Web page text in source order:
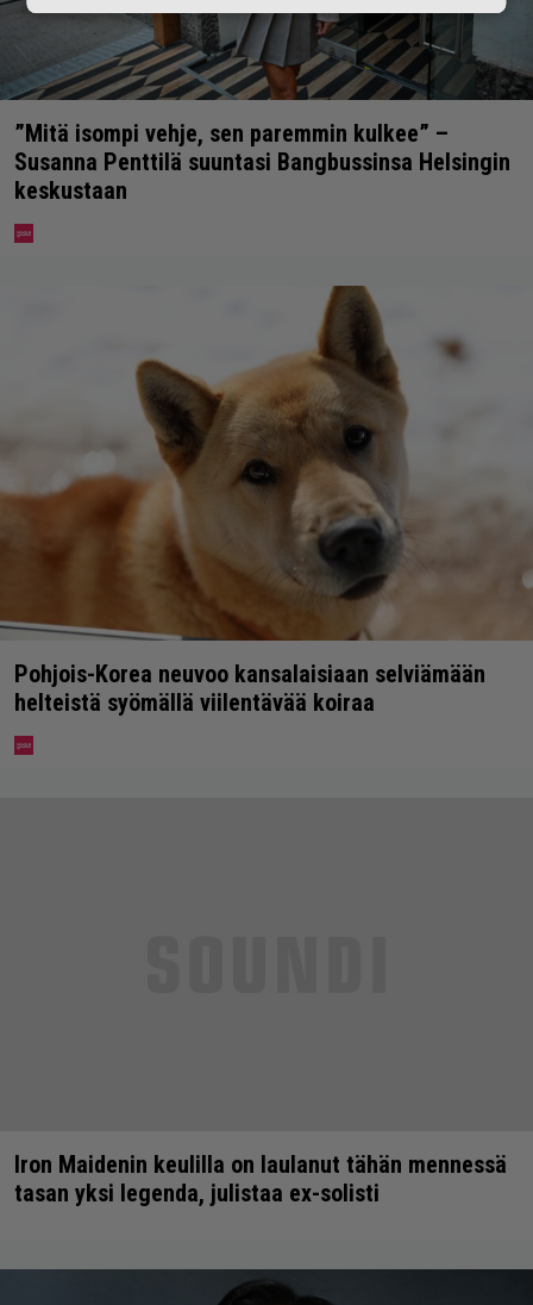
”Mitä isompi vehje, sen paremmin kulkee” –
Susanna Penttilä suuntasi Bangbussinsa Helsingin
keskustaan
Pohjois-Korea neuvoo kansalaisiaan selviämään
helteistä syömällä viilentävää koiraa
Iron Maidenin keulilla on laulanut tähän mennessä
tasan yksi legenda, julistaa ex-solisti